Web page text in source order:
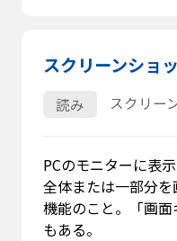
スクリーンショ
読み スクリー
PCのモニターに表
全体または一部分
機能のこと。「画
もある。